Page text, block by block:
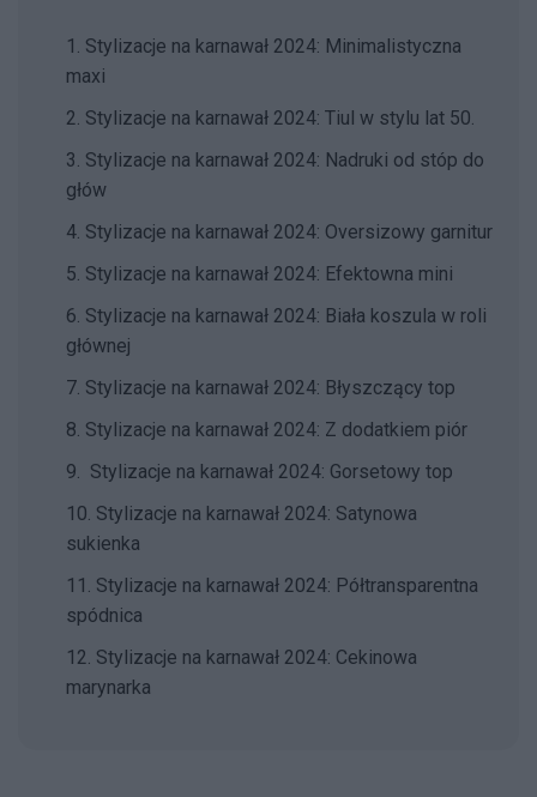
1. Stylizacje na karnawał 2024: Minimalistyczna
maxi
2. Stylizacje na karnawał 2024: Tiul w stylu lat 50.
3. Stylizacje na karnawał 2024: Nadruki od stóp do
głów
4. Stylizacje na karnawał 2024: Oversizowy garnitur
5. Stylizacje na karnawał 2024: Efektowna mini
6. Stylizacje na karnawał 2024: Biała koszula w roli
głównej
7. Stylizacje na karnawał 2024: Błyszczący top
8. Stylizacje na karnawał 2024: Z dodatkiem piór
9. Stylizacje na karnawał 2024: Gorsetowy top
10. Stylizacje na karnawał 2024: Satynowa
sukienka
11. Stylizacje na karnawał 2024: Półtransparentna
spódnica
12. Stylizacje na karnawał 2024: Cekinowa
marynarka